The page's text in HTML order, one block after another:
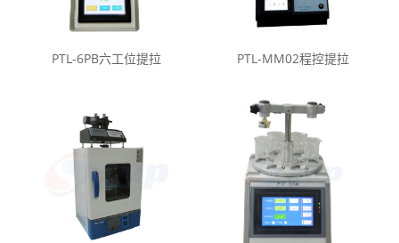
PTL-6PB六工位提拉 PTL-MM02程控提拉